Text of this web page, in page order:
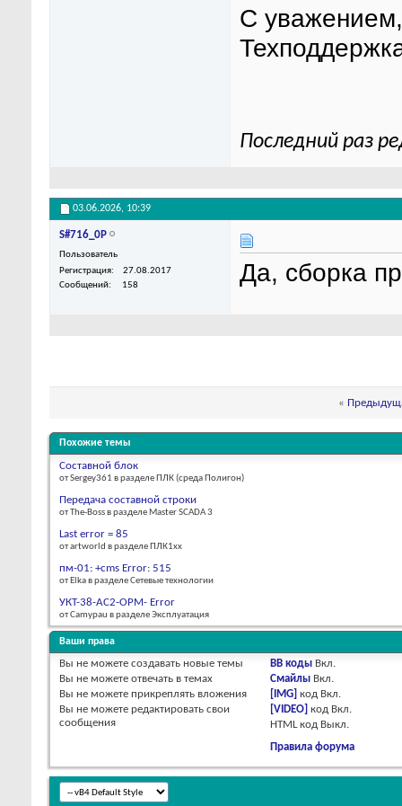
С уважением,
Последний раз
03.06.2026, 10:39
S#716_0P
Пользователь
Регистрация
27.08.2017
Сообщений
158 Да, сборка
«
Похожие темы
Составной блок
от Sergey361 в разделе ПЛК (среда Полигон)
Передача составной строки
от The-Boss в разделе Master SCADA 3
Last error = 85
от artworld в разделе ПЛК1хх
пм-01: +cms Error: 515
от Elka в разделе Сетевые технологии
УКТ-38-AC2-OPM- Error
от Camypau в разделе Эксплуатация
Ваши права
Вы не можете создавать новые темы
Вы не можете отвечать в темах
Вы не можете прикреплять вложения
Вы не можете редактировать свои
сообщения
BB коды Вкл.
Смайлы Вкл.
[IMG] код Вкл.
[VIDEO] код Вкл.
HTML код Выкл.
Правила форума